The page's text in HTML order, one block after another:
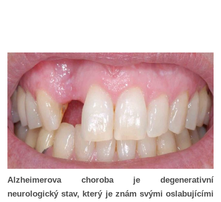
Alzheimerova choroba je degenerativní
neurologický stav, který je znám svými oslabujícími